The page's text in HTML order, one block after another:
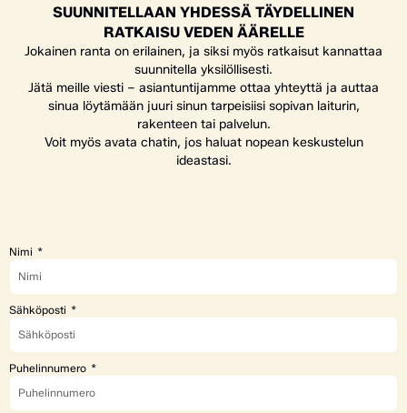
SUUNNITELLAAN YHDESSÄ TÄYDELLINEN
RATKAISU VEDEN ÄÄRELLE
Jokainen ranta on erilainen, ja siksi myös ratkaisut kannattaa
suunnitella yksilöllisesti.
Jätä meille viesti – asiantuntijamme ottaa yhteyttä ja auttaa
sinua löytämään juuri sinun tarpeisiisi sopivan laiturin,
rakenteen tai palvelun.
Voit myös avata chatin, jos haluat nopean keskustelun
ideastasi.
Nimi
Sähköposti
Puhelinnumero